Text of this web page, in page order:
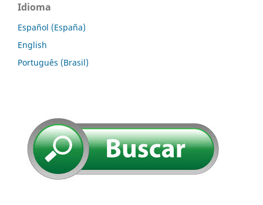
Idioma
Español (España)
English
Português (Brasil)